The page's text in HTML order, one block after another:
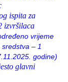
ispita za
izvršilaca
vrijeme
– 1
godine)
glavni